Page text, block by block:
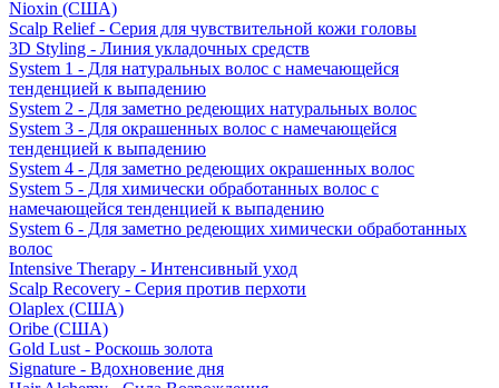
Nioxin (США)
Scalp Relief - Серия для чувствительной кожи головы
3D Styling - Линия укладочных средств
System 1 - Для натуральных волос с намечающейся
тенденцией к выпадению
System 2 - Для заметно редеющих натуральных волос
System 3 - Для окрашенных волос с намечающейся
тенденцией к выпадению
System 4 - Для заметно редеющих окрашенных волос
System 5 - Для химически обработанных волос с
намечающейся тенденцией к выпадению
System 6 - Для заметно редеющих химически обработанных
волос
Intensive Therapy - Интенсивный уход
Scalp Recovery - Серия против перхоти
Olaplex (США)
Oribe (США)
Gold Lust - Роскошь золота
Signature - Вдохновение дня